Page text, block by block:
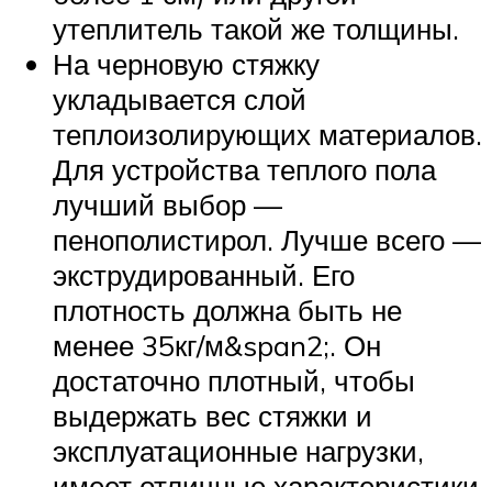
утеплитель такой же толщины.
На черновую стяжку
укладывается слой
теплоизолирующих материалов.
Для устройства теплого пола
лучший выбор —
пенополистирол. Лучше всего —
экструдированный. Его
плотность должна быть не
менее 35кг/м&span2;. Он
достаточно плотный, чтобы
выдержать вес стяжки и
эксплуатационные нагрузки,